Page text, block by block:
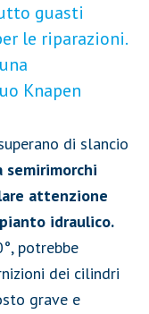
guasti
le riparazioni.
Knapen
di slancio
semirimorchi
attenzione
idraulico.
potrebbe
dei cilindri
grave e